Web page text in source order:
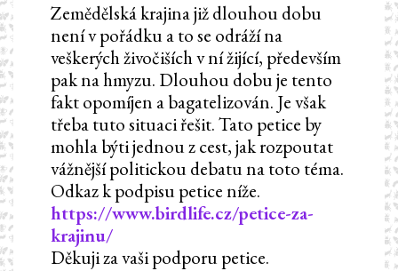
Zemědělská krajina již dlouhou dobu
není v pořádku a to se odráží na
veškerých živočiších v ní žijící, především
pak na hmyzu. Dlouhou dobu je tento
fakt opomíjen a bagatelizován. Je však
třeba tuto situaci řešit. Tato petice by
mohla býti jednou z cest, jak rozpoutat
vážnější politickou debatu na toto téma.
Odkaz k podpisu petice níže.
https://www.birdlife.cz/petice-za-
krajinu/
Děkuji za vaši podporu petice.